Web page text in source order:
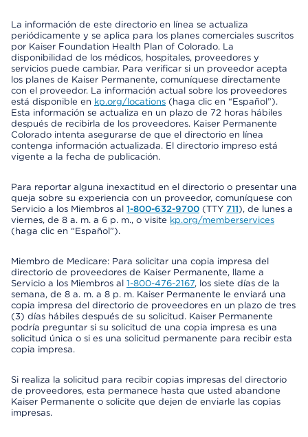
La información de este directorio en línea se actualiza
periódicamente y se aplica para los planes comerciales suscritos
por Kaiser Foundation Health Plan of Colorado. La
disponibilidad de los médicos, hospitales, proveedores y
servicios puede cambiar. Para verificar si un proveedor acepta
los planes de Kaiser Permanente, comuníquese directamente
con el proveedor. La información actual sobre los proveedores
está disponible en kp.org/locations (haga clic en “Español”).
Esta información se actualiza en un plazo de 72 horas hábiles
después de recibirla de los proveedores. Kaiser Permanente
Colorado intenta asegurarse de que el directorio en línea
contenga información actualizada. El directorio impreso está
vigente a la fecha de publicación.
Para reportar alguna inexactitud en el directorio o presentar una
queja sobre su experiencia con un proveedor, comuníquese con
Servicio a los Miembros al 1-800-632-9700 (TTY 711), de lunes a
viernes, de 8 a. m. a 6 p. m., o visite kp.org/memberservices
(haga clic en “Español”).
Miembro de Medicare: Para solicitar una copia impresa del
directorio de proveedores de Kaiser Permanente, llame a
Servicio a los Miembros al 1-800-476-2167, los siete días de la
semana, de 8 a. m. a 8 p. m. Kaiser Permanente le enviará una
copia impresa del directorio de proveedores en un plazo de tres
(3) días hábiles después de su solicitud. Kaiser Permanente
podría preguntar si su solicitud de una copia impresa es una
solicitud única o si es una solicitud permanente para recibir esta
copia impresa.
Si realiza la solicitud para recibir copias impresas del directorio
de proveedores, esta permanece hasta que usted abandone
Kaiser Permanente o solicite que dejen de enviarle las copias
impresas.